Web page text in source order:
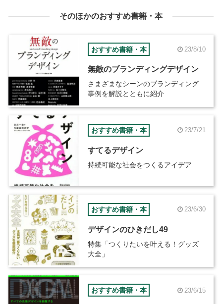
そのほかのおすすめ書籍・本
おすすめ書籍・本 23/8/10
無敵のブランディングデザイン
さまざまなシーンのブランディング
事例を解説とともに紹介
おすすめ書籍・本 23/7/21
すてるデザイン
持続可能な社会をつくるアイデア
おすすめ書籍・本 23/6/30
デザインのひきだし49
特集「つくりたいを叶える！グッズ
大全」
おすすめ書籍・本 23/6/15